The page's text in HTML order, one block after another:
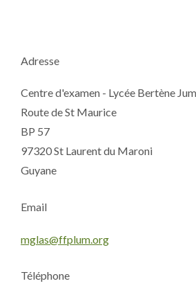
Adresse
Centre d'examen - Lycée Bertène
Route de St Maurice
BP 57
97320 St Laurent du Maroni
Guyane
Email
mglas@ffplum.org
Téléphone